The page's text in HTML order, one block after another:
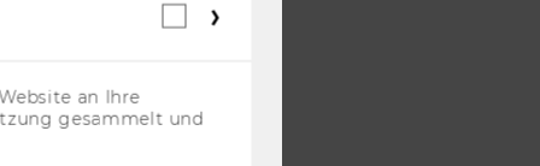
Webstatistik
an Ihre
gesammelt und